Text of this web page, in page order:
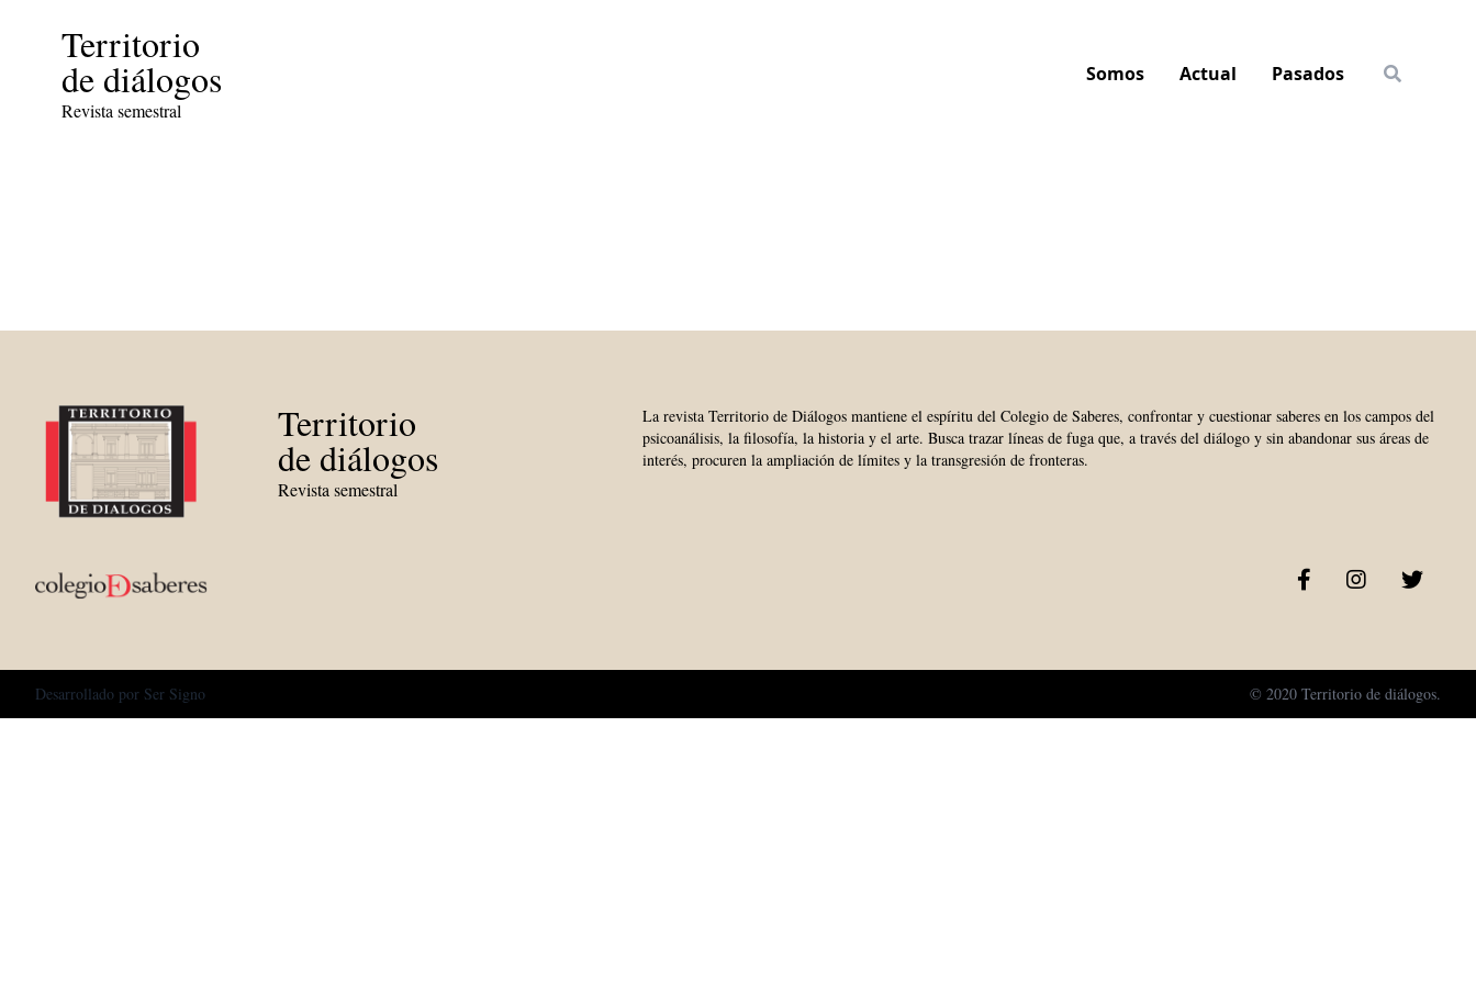
Territorio
de diálogos
Revista semestral
Somos Actual Pasados
Territorio
de diálogos
Revista semestral
La revista Territorio de Diálogos mantiene el espíritu del Colegio de Saberes, confrontar y cuestionar saberes en los campos del
psicoanálisis, la filosofía, la historia y el arte. Busca trazar líneas de fuga que, a través del diálogo y sin abandonar sus áreas de
interés, procuren la ampliación de límites y la transgresión de fronteras.
© 2020 Territorio de diálogos.
Desarrollado por Ser Signo